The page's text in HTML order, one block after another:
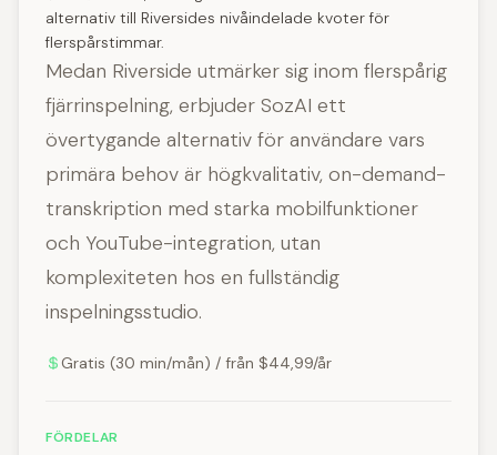
alternativ till Riversides nivåindelade kvoter för
flerspårstimmar.
Medan Riverside utmärker sig inom flerspårig
fjärrinspelning, erbjuder SozAI ett
övertygande alternativ för användare vars
primära behov är högkvalitativ, on-demand-
transkription med starka mobilfunktioner
och YouTube-integration, utan
komplexiteten hos en fullständig
inspelningsstudio.
Gratis (30 min/mån) / från $44,99/år
FÖRDELAR